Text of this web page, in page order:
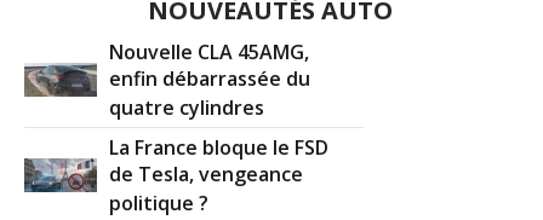
NOUVEAUTÉS AUTO
Nouvelle CLA 45AMG,
enfin débarrassée du
quatre cylindres
La France bloque le FSD
de Tesla, vengeance
politique ?